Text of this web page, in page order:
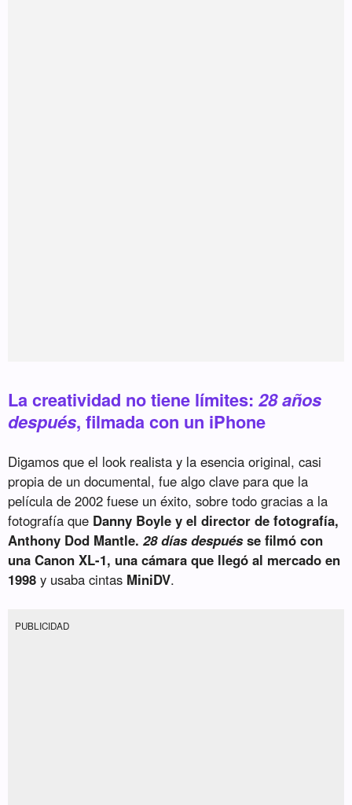
La creatividad no tiene límites:28 años
después, filmada con un iPhone
Digamos que el look realista y la esencia original, casi
propia de un documental, fue algo clave para que la
película de 2002 fuese un éxito, sobre todo gracias a la
fotografía que Danny Boyle y el director de fotografía,
Anthony Dod Mantle.28 días despuésse filmó con
una Canon XL-1, una cámara que llegó al mercado en
1998 y usaba cintas MiniDV.
PUBLICIDAD